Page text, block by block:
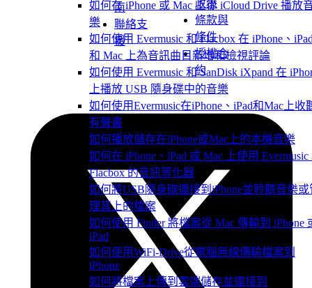
如何在 iPhone 或 Mac 上從 iCloud Drive 播放
樂
如何使用 Evermusic 和 Flacbox 在 iPhone、
和 Mac 上為音訊曲目新增和檢視評論
如何使用 Evermusic 和 SanDisk iXpand 在
上播放 USB 隨身碟中的音樂
如何使用Evermusic在iPhone、iPad和Mac上收
有聲書
如何播放儲存在iPhone或Mac上的本機音樂
如何在 iPhone、iPad 或 Mac 上使用 Evermusic
Flacbox 的音訊等化器
如何將USB隨身碟連接到iPhone並聆聽音樂或
理其上的檔案
如何使用 Finder 將檔案從 Mac 傳輸到 iPhone
iPad
如何使用WiFi-Drive從電腦無線傳輸檔案到
iPhone
如何將檔案上傳到雲端儲存並連接到
南
聯絡支
援
政策
條款與
條件
授權合
約